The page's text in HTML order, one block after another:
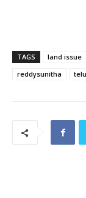
TAGS land issue
reddysunitha